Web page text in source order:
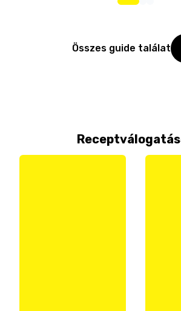
Összes guide találat